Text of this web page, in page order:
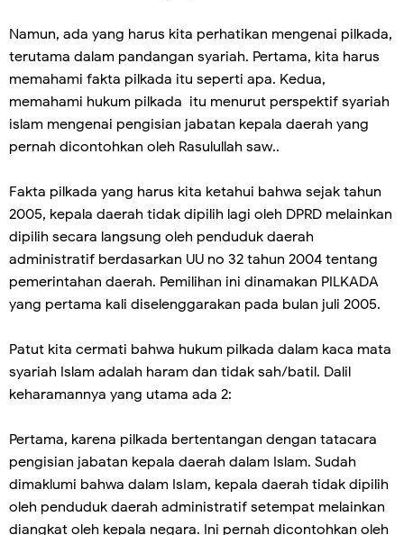
Namun, ada yang harus kita perhatikan mengenai pilkada,
terutama dalam pandangan syariah. Pertama, kita harus
memahami fakta pilkada itu seperti apa. Kedua,
memahami hukum pilkada itu menurut perspektif syariah
islam mengenai pengisian jabatan kepala daerah yang
pernah dicontohkan oleh Rasulullah saw..
Fakta pilkada yang harus kita ketahui bahwa sejak tahun
2005, kepala daerah tidak dipilih lagi oleh DPRD melainkan
dipilih secara langsung oleh penduduk daerah
administratif berdasarkan UU no 32 tahun 2004 tentang
pemerintahan daerah. Pemilihan ini dinamakan PILKADA
yang pertama kali diselenggarakan pada bulan juli 2005.
Patut kita cermati bahwa hukum pilkada dalam kaca mata
syariah Islam adalah haram dan tidak sah/batil. Dalil
keharamannya yang utama ada 2:
Pertama, karena pilkada bertentangan dengan tatacara
pengisian jabatan kepala daerah dalam Islam. Sudah
dimaklumi bahwa dalam IsIam, kepala daerah tidak dipilih
oleh penduduk daerah administratif setempat melainkan
diangkat oleh kepala negara. Ini pernah dicontohkan oleh